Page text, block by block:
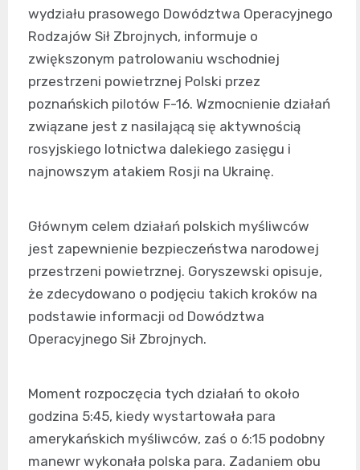
wydziału prasowego Dowództwa Operacyjnego
Rodzajów Sił Zbrojnych, informuje o
zwiększonym patrolowaniu wschodniej
przestrzeni powietrznej Polski przez
poznańskich pilotów F-16. Wzmocnienie działań
związane jest z nasilającą się aktywnością
rosyjskiego lotnictwa dalekiego zasięgu i
najnowszym atakiem Rosji na Ukrainę.
Głównym celem działań polskich myśliwców
jest zapewnienie bezpieczeństwa narodowej
przestrzeni powietrznej. Goryszewski opisuje,
że zdecydowano o podjęciu takich kroków na
podstawie informacji od Dowództwa
Operacyjnego Sił Zbrojnych.
Moment rozpoczęcia tych działań to około
godzina 5:45, kiedy wystartowała para
amerykańskich myśliwców, zaś o 6:15 podobny
manewr wykonała polska para. Zadaniem obu